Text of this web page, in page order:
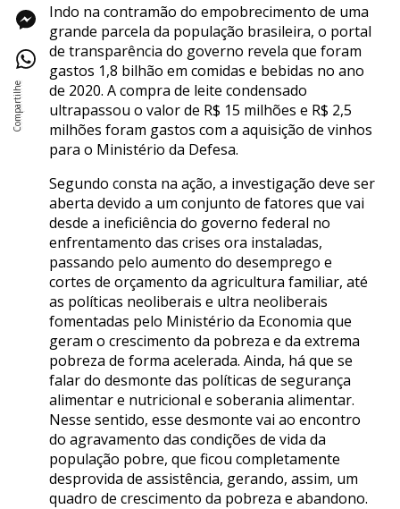
Indo na contramão do empobrecimento de uma
grande parcela da população brasileira, o portal
de transparência do governo revela que foram
gastos 1,8 bilhão em comidas e bebidas no ano
de 2020. A compra de leite condensado
ultrapassou o valor de R$ 15 milhões e R$ 2,5
milhões foram gastos com a aquisição de vinhos
para o Ministério da Defesa.
Segundo consta na ação, a investigação deve ser
aberta devido a um conjunto de fatores que vai
desde a ineficiência do governo federal no
enfrentamento das crises ora instaladas,
passando pelo aumento do desemprego e
cortes de orçamento da agricultura familiar, até
as políticas neoliberais e ultra neoliberais
fomentadas pelo Ministério da Economia que
geram o crescimento da pobreza e da extrema
pobreza de forma acelerada. Ainda, há que se
falar do desmonte das políticas de segurança
alimentar e nutricional e soberania alimentar.
Nesse sentido, esse desmonte vai ao encontro
do agravamento das condições de vida da
população pobre, que ficou completamente
desprovida de assistência, gerando, assim, um
quadro de crescimento da pobreza e abandono.